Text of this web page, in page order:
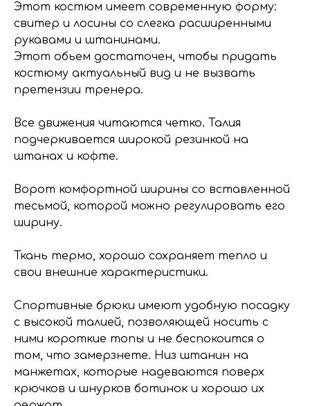
Этот костюм имеет современную форму:
свитер и лосины со слегка расширенными
рукавами и штанинами.
Этот обьем достаточен, чтобы придать
костюму актуальный вид и не вызвать
претензии тренера.
Все движения читаются четко. Талия
подчеркивается широкой резинкой на
штанах и кофте.
Ворот комфортной ширины со вставленной
тесьмой, которой можно регулировать его
ширину.
Ткань термо, хорошо сохраняет тепло и
свои внешние характеристики.
Спортивные брюки имеют удобную посадку
с высокой талией, позволяющей носить с
ними короткие топы и не беспокоится о
том, что замерзнете. Низ штанин на
манжетах, которые надеваются поверх
крючков и шнурков ботинок и хорошо их